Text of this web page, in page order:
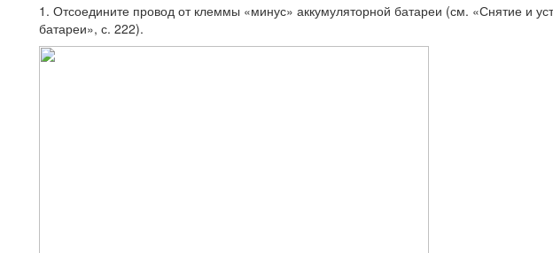
1. Отсоедините провод от клеммы «ми­нус» аккумуляторной батареи (см. «Снятие и
батареи», с. 222).